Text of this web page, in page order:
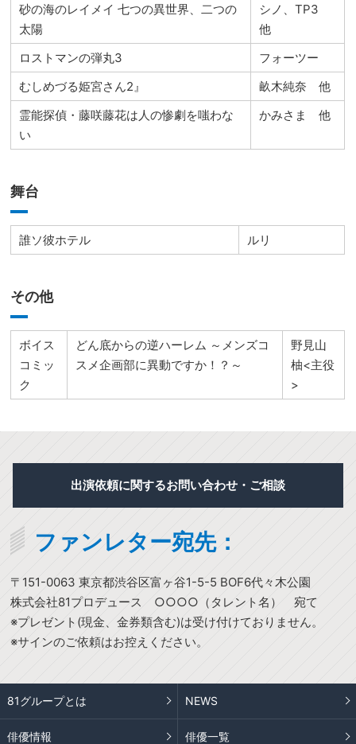
砂の海のレイメイ 七つの異世界、二つの
太陽
シノ、TP3
他
ロストマンの弾丸3
フォーツー
むしめづる姫宮さん2』
畝木純奈 他
霊能探偵・藤咲藤花は人の惨劇を嗤わな
い
かみさま 他
舞台
誰ソ彼ホテル ルリ
その他
ボイス
コミッ
ク
どん底からの逆ハーレム ～メンズコ
スメ企画部に異動ですか！？～
野見山
柚<主役
>
出演依頼に関するお問い合わせ・ご相談
ファンレター宛先：
〒151-0063 東京都渋谷区富ヶ谷1-5-5 BOF6代々木公園
株式会社81プロデュース ○○○○（タレント名） 宛て
※プレゼント(現金、金券類含む)は受け付けておりません。
※サインのご依頼はお控えください。
81グループとは NEWS
俳優情報 俳優一覧